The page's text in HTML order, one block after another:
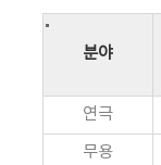
분야
연극
무용